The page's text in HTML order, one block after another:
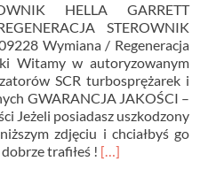
HELLA GARRETT
STEROWNIK
Wymiana / Regeneracja
Witamy w autoryzowanym
SCR turbosprężarek i
GWARANCJA JAKOŚCI –
Jeżeli posiadasz uszkodzony
zdjęciu i chciałbyś go
trafiłeś ! Read
[…]